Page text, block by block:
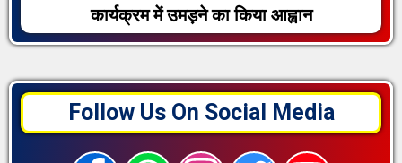
कार्यक्रम में उमड़ने का किया आह्वान
Follow Us On Social Media